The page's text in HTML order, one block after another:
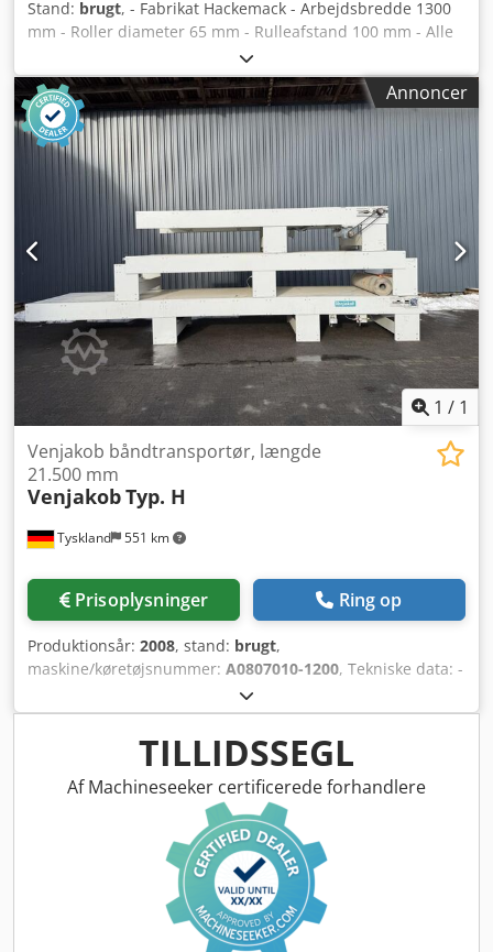
Stand: brugt, - Fabrikat Hackemack - Arbejdsbredde 1300
mm - Roller diameter 65 mm - Rulleafstand 100 mm - Alle
ruller med gummibeklædning - Trinfri fremføring justerbar
via håndhjul - Fremføringshastighed ca. 2 - 8 m/min -
Længde 1.900 mm + klapbord 600 mm, 2.500 mm - Volt, Hz:
400 V / 50 Hz - Lokation: På lager, D-32825 Blomberg
Chsdsxz Hb Uopfx Alfja
Annoncer
1 / 1
Tyskland 551 km
Venjakob båndtransportør, længde
21.500 mm
VenjakobTyp. H
Prisoplysninger Ring op
Produktionsår: 2008, stand: brugt,
maskine/køretøjsnummer: A0807010-1200, Tekniske data: -
Fabrikat: Venjakob - Type: H - Arbejdsbredde: 1.300 mm -
Længde: 21.500 mm - Totalbredde: 1.510 mm -
Fremføringshastighed justerbar via frekvensomformer -
Frekvensomformer medfølger ikke - Højde: 900 + - 50 mm
Chsdpfxoyh Hwze Alfja - Motoreffekt: 0,81 kW - Motor ATEX-
kompatibel - Båndstyring, pneumatisk - Maks. belastning:
70 kg/m - Farve: RAL 7035 lysegrå - Spændingsudsving: +/-5
% - Placering: på lager
TILLIDSSEGL
Af Machineseeker certificerede forhandlere